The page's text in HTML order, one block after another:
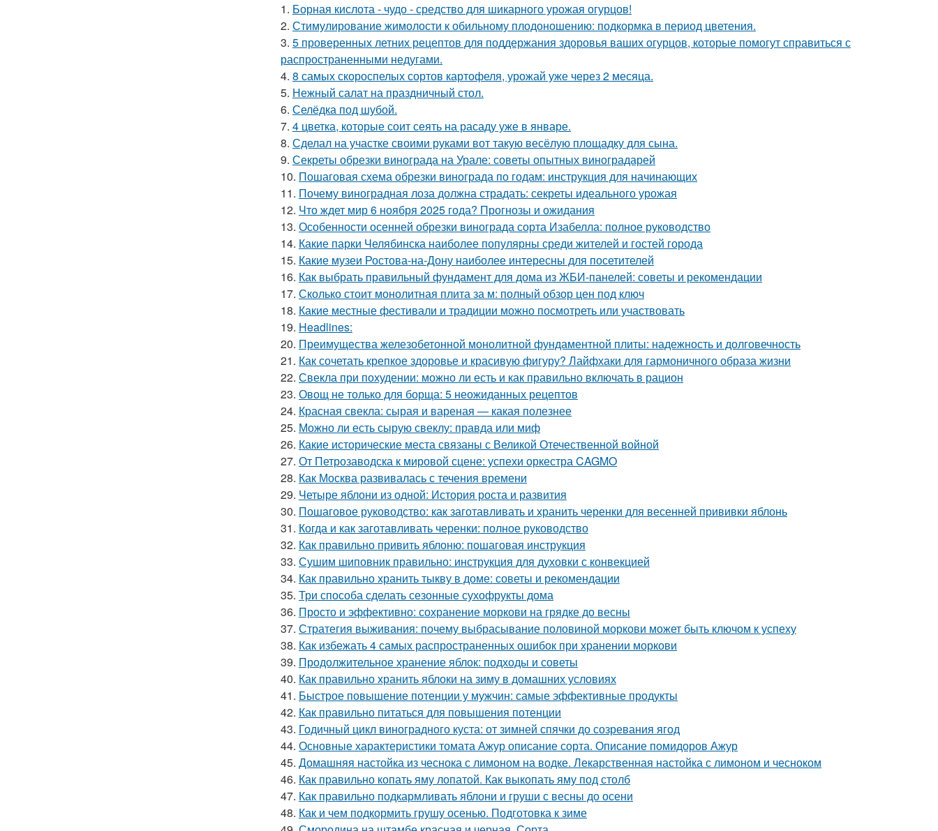
1. Борная кислота - чудо - средство для шикарного урожая огурцов!
2. Стимулирование жимолости к обильному плодоношению: подкормка в период цветения.
3. 5 проверенных летних рецептов для поддержания здоровья ваших огурцов, которые помогут справиться с
распространенными недугами.
4. 8 самых скороспелых сортов картофеля, урожай уже через 2 месяца.
5. Нежный салат на праздничный стол.
6. Селёдка под шубой.
7. 4 цветка, которые соит сеять на расаду уже в январе.
8. Сделал на участке своими руками вот такую весёлую площадку для сына.
9. Секреты обрезки винограда на Урале: советы опытных виноградарей
10. Пошаговая схема обрезки винограда по годам: инструкция для начинающих
11. Почему виноградная лоза должна страдать: секреты идеального урожая
12. Что ждет мир 6 ноября 2025 года? Прогнозы и ожидания
13. Особенности осенней обрезки винограда сорта Изабелла: полное руководство
14. Какие парки Челябинска наиболее популярны среди жителей и гостей города
15. Какие музеи Ростова-на-Дону наиболее интересны для посетителей
16. Как выбрать правильный фундамент для дома из ЖБИ-панелей: советы и рекомендации
17. Сколько стоит монолитная плита за м: полный обзор цен под ключ
18. Какие местные фестивали и традиции можно посмотреть или участвовать
19. Headlines:
20. Преимущества железобетонной монолитной фундаментной плиты: надежность и долговечность
21. Как сочетать крепкое здоровье и красивую фигуру? Лайфхаки для гармоничного образа жизни
22. Свекла при похудении: можно ли есть и как правильно включать в рацион
23. Овощ не только для борща: 5 неожиданных рецептов
24. Красная свекла: сырая и вареная — какая полезнее
25. Можно ли есть сырую свеклу: правда или миф
26. Какие исторические места связаны с Великой Отечественной войной
27. От Петрозаводска к мировой сцене: успехи оркестра CAGMO
28. Как Москва развивалась с течения времени
29. Четыре яблони из одной: История роста и развития
30. Пошаговое руководство: как заготавливать и хранить черенки для весенней прививки яблонь
31. Когда и как заготавливать черенки: полное руководство
32. Как правильно привить яблоню: пошаговая инструкция
33. Сушим шиповник правильно: инструкция для духовки с конвекцией
34. Как правильно хранить тыкву в доме: советы и рекомендации
35. Три способа сделать сезонные сухофрукты дома
36. Просто и эффективно: сохранение моркови на грядке до весны
37. Стратегия выживания: почему выбрасывание половиной моркови может быть ключом к успеху
38. Как избежать 4 самых распространенных ошибок при хранении моркови
39. Продолжительное хранение яблок: подходы и советы
40. Как правильно хранить яблоки на зиму в домашних условиях
41. Быстрое повышение потенции у мужчин: самые эффективные продукты
42. Как правильно питаться для повышения потенции
43. Годичный цикл виноградного куста: от зимней спячки до созревания ягод
44. Основные характеристики томата Ажур описание сорта. Описание помидоров Ажур
45. Домашняя настойка из чеснока с лимоном на водке. Лекарственная настойка с лимоном и чесноком
46. Как правильно копать яму лопатой. Как выкопать яму под столб
47. Как правильно подкармливать яблони и груши с весны до осени
48. Как и чем подкормить грушу осенью. Подготовка к зиме